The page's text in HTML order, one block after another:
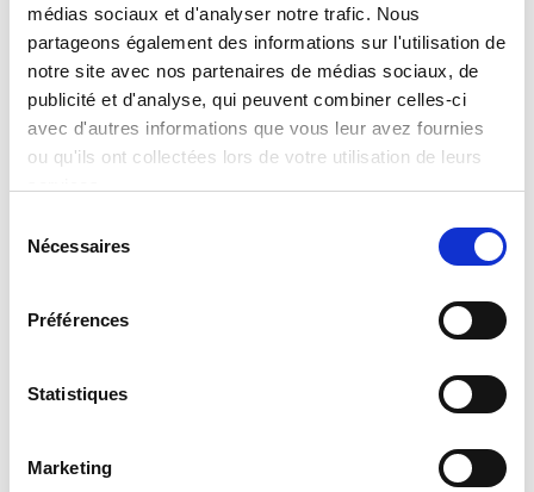
médias sociaux et d'analyser notre trafic. Nous
partageons également des informations sur l'utilisation de
notre site avec nos partenaires de médias sociaux, de
publicité et d'analyse, qui peuvent combiner celles-ci
avec d'autres informations que vous leur avez fournies
ou qu'ils ont collectées lors de votre utilisation de leurs
Nécessaires
Préférences
Statistiques
Marketing
The Moon Academy Moon Crystal
Pendants